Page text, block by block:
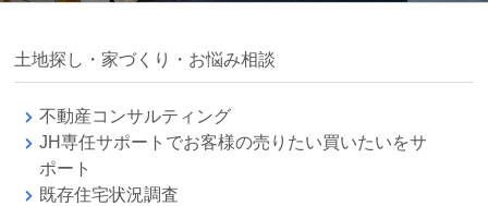
土地探し・家づくり・お悩み相談
不動産コンサルティング
JH専任サポートでお客様の売りたい買いたいをサ
ポート
既存住宅状況調査